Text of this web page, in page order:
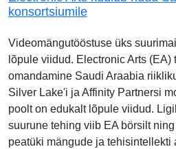
konsortsiumile
Videomängutööstuse üks
lõpule viidud. Electronic Arts (EA)
omandamine Saudi Araabia
Silver Lake'i ja Affinity Partnersi
poolt on edukalt lõpule viidud.
suurune tehing viib EA börsilt
peatüki mängude ja tehisintellekti